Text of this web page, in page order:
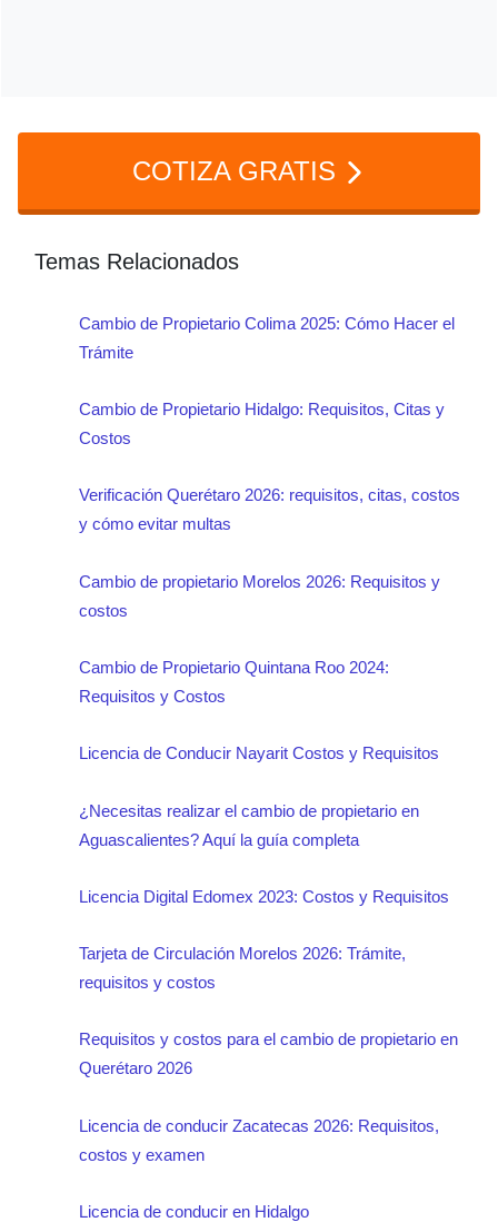
COTIZA GRATIS
Temas Relacionados
Cambio de Propietario Colima 2025: Cómo Hacer el
Trámite
Cambio de Propietario Hidalgo: Requisitos, Citas y
Costos
Verificación Querétaro 2026: requisitos, citas, costos
y cómo evitar multas
Cambio de propietario Morelos 2026: Requisitos y
costos
Cambio de Propietario Quintana Roo 2024:
Requisitos y Costos
Licencia de Conducir Nayarit Costos y Requisitos
¿Necesitas realizar el cambio de propietario en
Aguascalientes? Aquí la guía completa
Licencia Digital Edomex 2023: Costos y Requisitos
Tarjeta de Circulación Morelos 2026: Trámite,
requisitos y costos
Requisitos y costos para el cambio de propietario en
Querétaro 2026
Licencia de conducir Zacatecas 2026: Requisitos,
costos y examen
Licencia de conducir en Hidalgo